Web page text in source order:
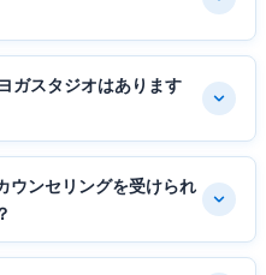
ガスタジオはあります
ウンセリングを受けられ